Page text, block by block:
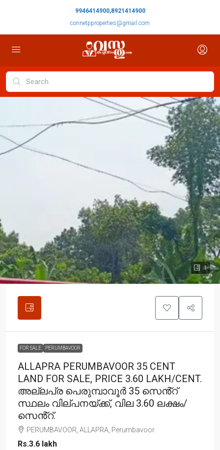
9946414900,8921414900
connetpproperties@gmail.com
1
FOR SALE PERUMBAVOOR
ALLAPRA PERUMBAVOOR 35 CENT
LAND FOR SALE, PRICE 3.60 LAKH/CENT.
അല്ലപ്ര പെരുമ്പാവൂർ 35 സെൻ്റ്
സ്ഥലം വില്പനയ്ക്ക്, വില 3.60 ലക്ഷം/
സെൻ്റ്.
PERUMBAVOOR, ALLAPRA, Perumbavoor
Rs.3.6 lakh